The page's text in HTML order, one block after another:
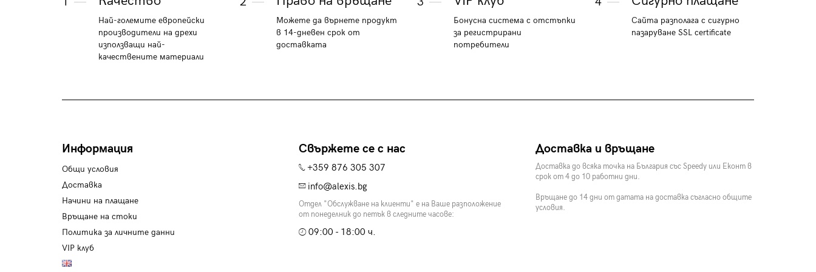
Най-големите европейски
производители на дрехи
използващи най-
качествените материали
Можете да върнете продукт
в 14-дневен срок от
доставката
Бонусна система с отстъпки
за регистрирани
потребители
Сайта разполага с сигурно
пазаруване SSL certificate
Информация
Общи условия
Доставка
Начини на плащане
Връщане на стоки
Политика за личните данни
VIP клуб
Свържете се с нас
+359 876 305 307
info@alexis.bg
Отдел "Обслужване на клиенти" е на Ваше разположение
от понеделник до петък в следните часове:
09:00 - 18:00 ч.
Доставка и връщане
Доставка до всяка точка на България със Speedy или Еконт в
срок от 4 до 10 работни дни.
Връщане до 14 дни от датата на доставка съгласно общите
условия.